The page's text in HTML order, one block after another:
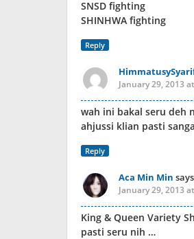
SNSD fighting
SHINHWA fighting
Reply
January 29, 2013
wah ini bakal seru deh
ahjussi klian pasti
Reply
Aca Min Min
January 29, 2013
King & Queen Variety
pasti seru nih …